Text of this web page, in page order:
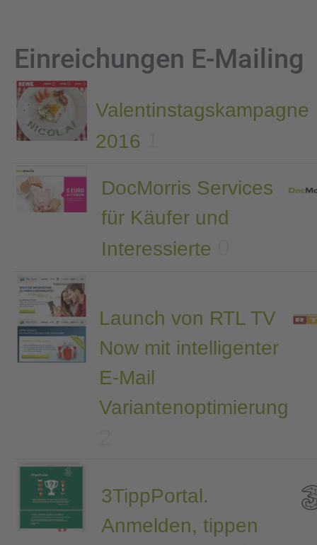
Einreichungen E-Mailing
Valentinstagskampagne
2016
DocMorris Services
für Käufer und
Interessierte
Launch von RTL TV
Now mit intelligenter
E-Mail
Variantenoptimierung
3TippPortal.
Anmelden, tippen